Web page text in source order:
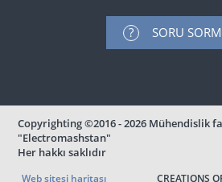
SORU
Copyrighting©2016 - 2026 Mühendislik
"Electromashstan"
Her hakkı saklıdır
Web sitesi haritası CREATIONS